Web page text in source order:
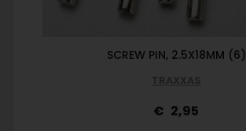
SCREW PIN, 2.5X18MM (6)
TRAXXAS
2,95